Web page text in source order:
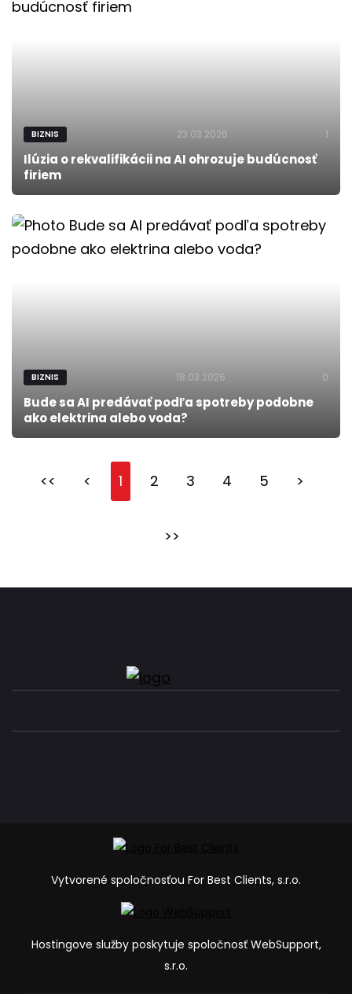
BIZNIS 23.03.2026 1
Ilúzia o rekvalifikácii na AI ohrozuje budúcnosť
firiem
BIZNIS 18.03.2026 0
Bude sa AI predávať podľa spotreby podobne
ako elektrina alebo voda?
<< < 1 2 3 4 5 >
>>
Vytvorené spoločnosťou For Best Clients, s.r.o.
Hostingove služby poskytuje spoločnosť WebSupport,
s.r.o.